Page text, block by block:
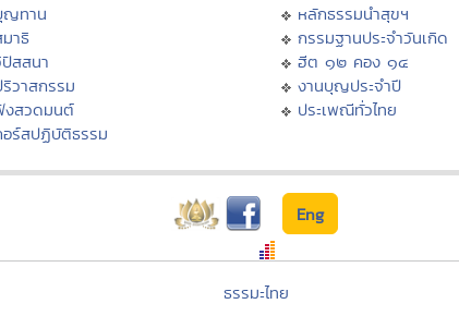
ญทาน
าธิ
สสนา
วาสกรรม
สวดมนต์
อร์สปฏิบัติธรรม
หลักธรรมนำสุขฯ
กรรมฐานประจำวันเกิด
ฮีต ๑๒ คอง ๑๔
งานบุญประจำปี
ประเพณีทั่วไทย
Eng
ธรรมะไทย